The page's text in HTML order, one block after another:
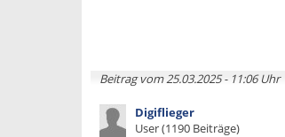
Beitrag vom 25.03.2025 - 11:06 Uhr
Digiflieger
User (1190 Beiträge)